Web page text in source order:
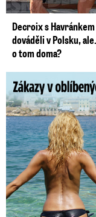
Decroix s Havránkem
dováděli v Polsku,
o tom doma?
Zákazy v